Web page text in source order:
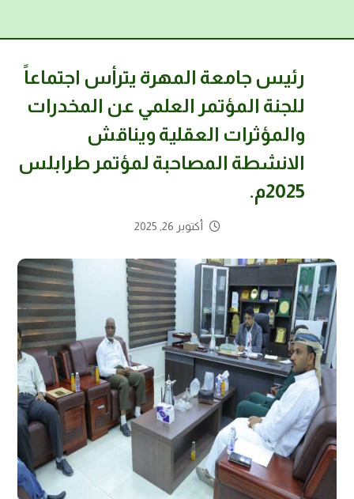
رئيس جامعة المهرة يترأس اجتماعاً
للجنة المؤتمر العلمي عن المخدرات
والمؤثرات العقلية ويناقش
الانشطة المصاحبة لمؤتمر طرابلس
2025م.
أكتوبر 26, 2025